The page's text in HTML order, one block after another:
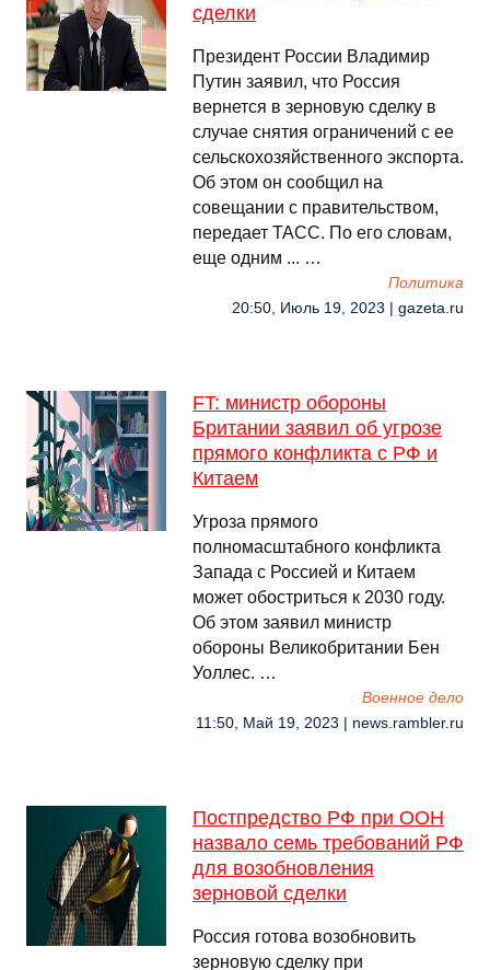
сделки
Президент России Владимир
Путин заявил, что Россия
вернется в зерновую сделку в
случае снятия ограничений с ее
сельскохозяйственного экспорта.
Об этом он сообщил на
совещании с правительством,
передает ТАСС. По его словам,
еще одним ... …
Политика
20:50, Июль 19, 2023 | gazeta.ru
FT: министр обороны
Британии заявил об угрозе
прямого конфликта с РФ и
Китаем
Угроза прямого
полномасштабного конфликта
Запада с Россией и Китаем
может обостриться к 2030 году.
Об этом заявил министр
обороны Великобритании Бен
Уоллес. …
Военное дело
11:50, Май 19, 2023 | news.rambler.ru
Постпредство РФ при ООН
назвало семь требований РФ
для возобновления
зерновой сделки
Россия готова возобновить
зерновую сделку при